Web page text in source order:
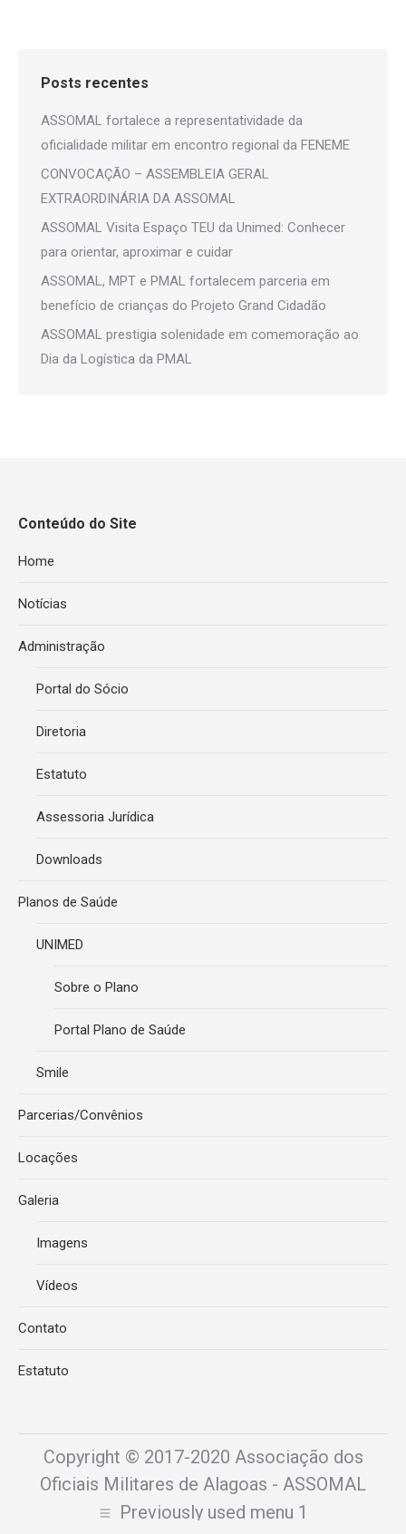
Posts recentes
ASSOMAL fortalece a representatividade da
oficialidade militar em encontro regional da FENEME
CONVOCAÇÃO – ASSEMBLEIA GERAL
EXTRAORDINÁRIA DA ASSOMAL
ASSOMAL Visita Espaço TEU da Unimed: Conhecer
para orientar, aproximar e cuidar
ASSOMAL, MPT e PMAL fortalecem parceria em
benefício de crianças do Projeto Grand Cidadão
ASSOMAL prestigia solenidade em comemoração ao
Dia da Logística da PMAL
Conteúdo do Site
Home
Notícias
Administração
Portal do Sócio
Diretoria
Estatuto
Assessoria Jurídica
Downloads
Planos de Saúde
UNIMED
Sobre o Plano
Portal Plano de Saúde
Smile
Parcerias/Convênios
Locações
Galeria
Imagens
Vídeos
Contato
Estatuto
Copyright © 2017-2020 Associação dos
Oficiais Militares de Alagoas - ASSOMAL
Previously used menu 1